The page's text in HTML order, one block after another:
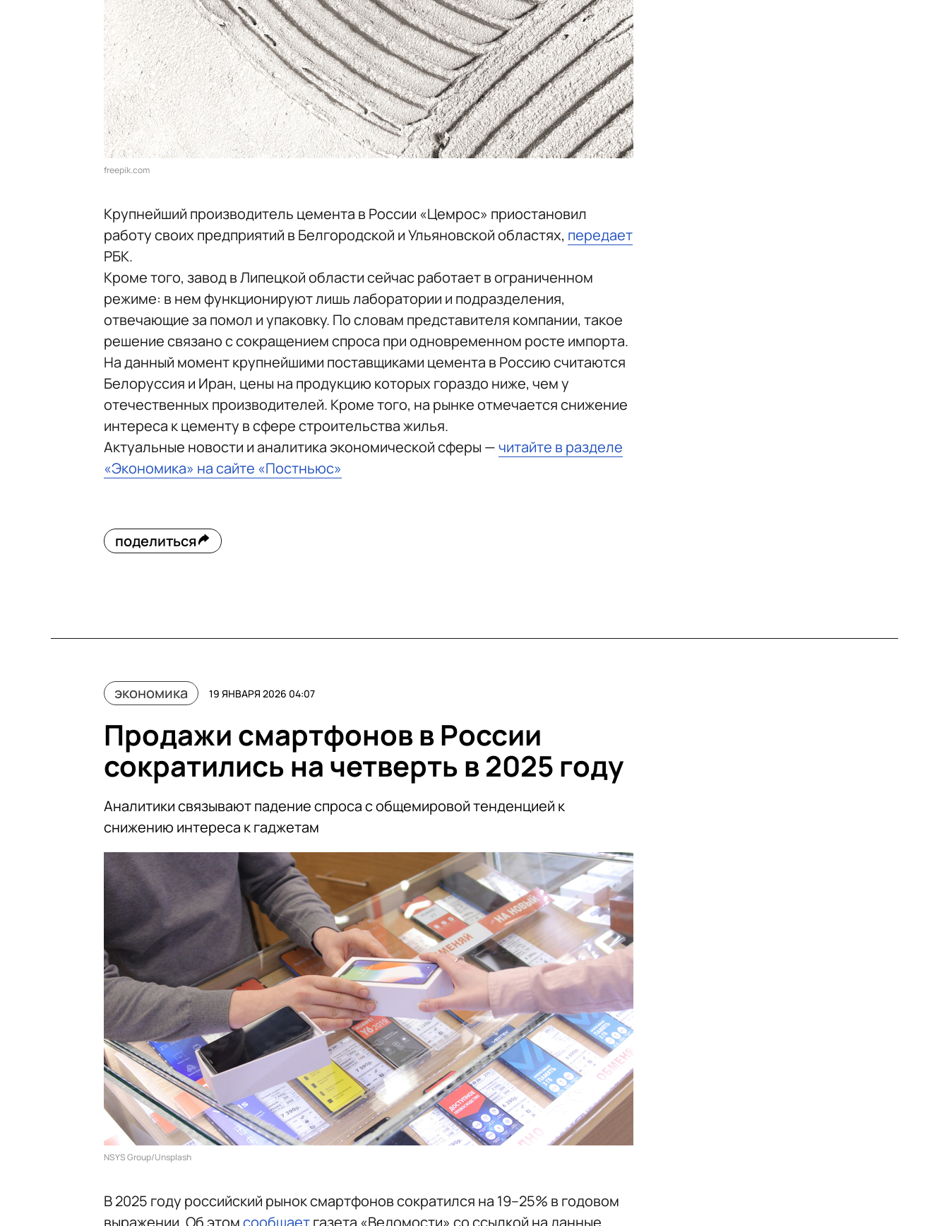
freepik.com
Крупнейший производитель цемента в России «Цемрос» приостановил
работу своих предприятий в Белгородской и Ульяновской областях, передает
РБК.
Кроме того, завод в Липецкой области сейчас работает в ограниченном
режиме: в нем функционируют лишь лаборатории и подразделения,
отвечающие за помол и упаковку. По словам представителя компании, такое
решение связано с сокращением спроса при одновременном росте импорта.
На данный момент крупнейшими поставщиками цемента в Россию считаются
Белоруссия и Иран, цены на продукцию которых гораздо ниже, чем у
отечественных производителей. Кроме того, на рынке отмечается снижение
интереса к цементу в сфере строительства жилья.
Актуальные новости и аналитика экономической сферы —читайте в разделе
«Экономика» на сайте «Постньюс»
поделиться
экономика 19 ЯНВАРЯ 2026 04:07
Продажи смартфонов в России
сократились на четверть в 2025 году
Аналитики связывают падение спроса с общемировой тенденцией к
снижению интереса к гаджетам
NSYS Group/Unsplash
В 2025 году российский рынок смартфонов сократился на 19–25% в годовом
выражении. Об этомсообщаетгазета «Ведомости» со ссылкой на данные